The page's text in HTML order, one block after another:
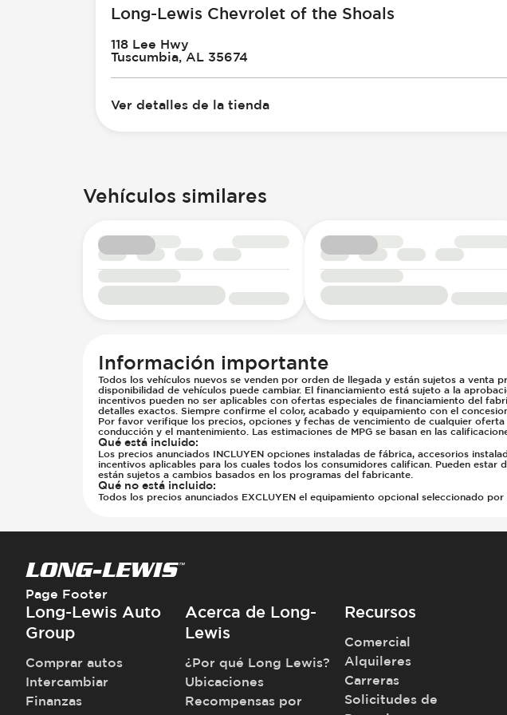
Long-Lewis Chevrolet of the Shoals
118 Lee Hwy
Tuscumbia, AL 35674
Ver detalles de la tienda
Vehículos similares
Información importante
Todos los vehículos nuevos se venden por orden de llegada y están sujetos a
disponibilidad de vehículos puede cambiar. El financiamiento está sujeto a la
incentivos pueden no ser aplicables con ofertas especiales de financiamiento del
detalles exactos. Siempre confirme el color, acabado y equipamiento con el
Por favor verifique los precios, opciones y fechas de vencimiento de cualquier
conducción y el mantenimiento. Las estimaciones de MPG se basan en las
Qué está incluido:
Los precios anunciados INCLUYEN opciones instaladas de fábrica, accesorios
incentivos aplicables para los cuales todos los consumidores califican. Pueden
están sujetos a cambios basados en los programas del fabricante.
Qué no está incluido:
Todos los precios anunciados EXCLUYEN el equipamiento opcional seleccionado
Page Footer
Long-Lewis Auto
Group
Comprar autos
Intercambiar
Finanzas
Acerca de Long-
Lewis
¿Por qué Long Lewis?
Ubicaciones
Recompensas por
Recursos
Comercial
Alquileres
Carreras
Solicitudes de